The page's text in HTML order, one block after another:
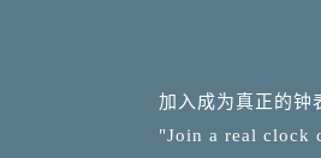
加入成为真正的钟
"Join a real clock